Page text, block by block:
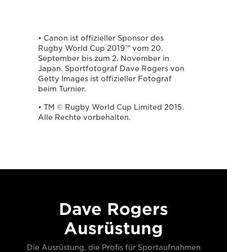
• Canon ist offizieller Sponsor des
Rugby World Cup 2019™ vom 20.
September bis zum 2. November in
Japan. Sportfotograf Dave Rogers von
Getty Images ist offizieller Fotograf
beim Turnier.
• TM © Rugby World Cup Limited 2015.
Alle Rechte vorbehalten.
Dave Rogers
Ausrüstung
Die Ausrüstung, die Profis für Sportaufnahmen